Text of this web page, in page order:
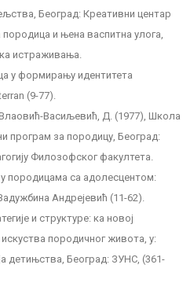
Београд: Креативни центар
и њена васпитна улога,
истраживања.
у формирању идентитета
(9-77).
Васиљевић, Д. (1977), Школа
програм за породицу, Београд:
Филозофског факултета.
породицама са адолесцентом:
Андрејевић (11-62).
и структуре: ка новој
породичног живота, у:
детињства, Београд: ЗУНС, (361-